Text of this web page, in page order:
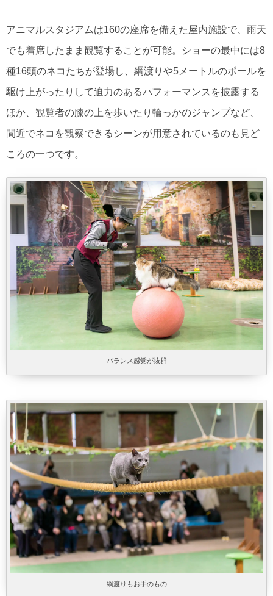
アニマルスタジアムは160の座席を備えた屋内施設で、雨天
でも着席したまま観覧することが可能。ショーの最中には8
種16頭のネコたちが登場し、綱渡りや5メートルのポールを
駆け上がったりして迫力のあるパフォーマンスを披露する
ほか、観覧者の膝の上を歩いたり輪っかのジャンプなど、
間近でネコを観察できるシーンが用意されているのも見ど
ころの一つです。
バランス感覚が抜群
綱渡りもお手のもの